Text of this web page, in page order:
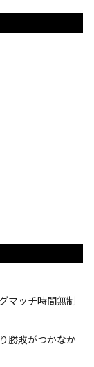
マッチ時間無制
勝敗がつかなか